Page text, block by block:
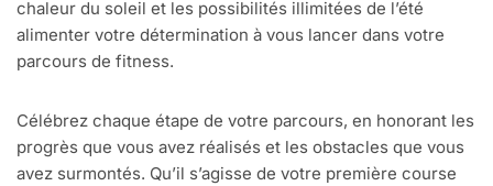
chaleur du soleil et les possibilités illimitées de l’été
alimenter votre détermination à vous lancer dans votre
parcours de fitness.
Célébrez chaque étape de votre parcours, en honorant les
progrès que vous avez réalisés et les obstacles que vous
avez surmontés. Qu’il s’agisse de votre première course